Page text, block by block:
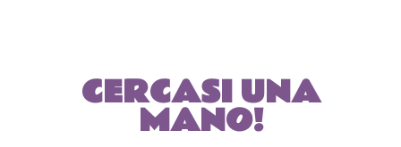
CERCASI UNA
MANO!